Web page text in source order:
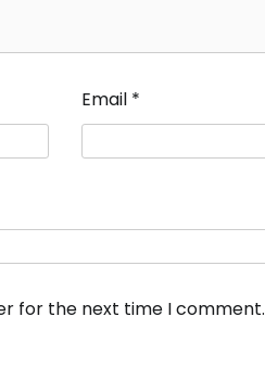
Email *
for the next time I comment.